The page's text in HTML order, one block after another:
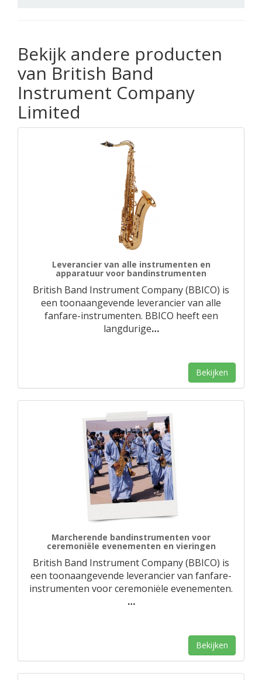
Bekijk andere producten
van British Band
Instrument Company
Limited
Leverancier van alle instrumenten en
apparatuur voor bandinstrumenten
British Band Instrument Company (BBICO) is
een toonaangevende leverancier van alle
fanfare-instrumenten. BBICO heeft een
langdurige…
Bekijken
Marcherende bandinstrumenten voor
ceremoniële evenementen en vieringen
British Band Instrument Company (BBICO) is
een toonaangevende leverancier van fanfare-
instrumenten voor ceremoniële evenementen.
…
Bekijken